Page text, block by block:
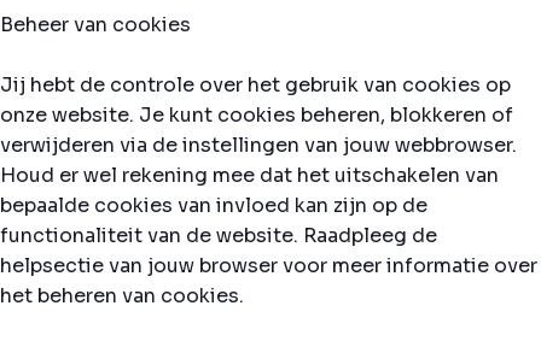
Beheer van cookies
Jij hebt de controle over het gebruik van cookies op
onze website. Je kunt cookies beheren, blokkeren of
verwijderen via de instellingen van jouw webbrowser.
Houd er wel rekening mee dat het uitschakelen van
bepaalde cookies van invloed kan zijn op de
functionaliteit van de website. Raadpleeg de
helpsectie van jouw browser voor meer informatie over
het beheren van cookies.